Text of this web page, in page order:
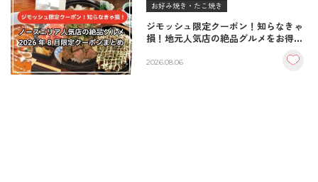
お好み焼き・たこ焼き
ジモッシュ限定クーポン！知らなきゃ
損！地元人気店の絶品グルメをお得に
2026.08.06